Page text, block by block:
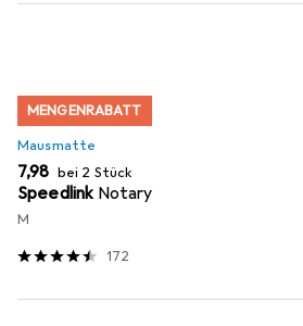
MENGENRABATT
Mausmatte
EUR
7,98 bei 2 Stück
Speedlink Notary
M
172